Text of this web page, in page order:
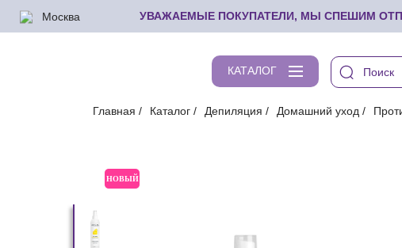
УВАЖАЕМЫЕ ПОКУПАТЕЛИ, МЫ СПЕШИМ
Москва
КАТАЛОГ
Главная Каталог Депиляция Домашний уход
НОВЫЙ